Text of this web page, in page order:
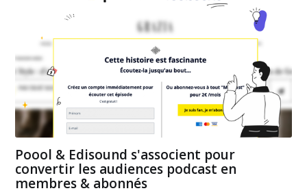
Poool & Edisound s'associent pour
convertir les audiences podcast en
membres & abonnés